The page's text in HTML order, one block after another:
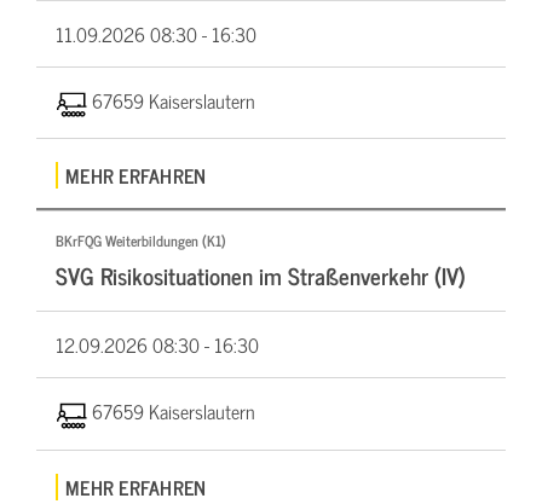
11.09.202608:30 - 16:30
67659 Kaiserslautern
MEHR ERFAHREN
BKrFQG Weiterbildungen (K1)
SVG Risikosituationen im Straßenverkehr (IV)
12.09.202608:30 - 16:30
67659 Kaiserslautern
MEHR ERFAHREN